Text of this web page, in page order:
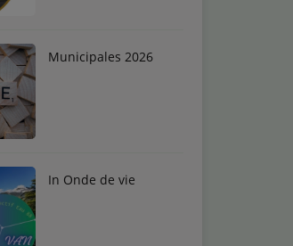
Municipales 2026
In Onde de vie